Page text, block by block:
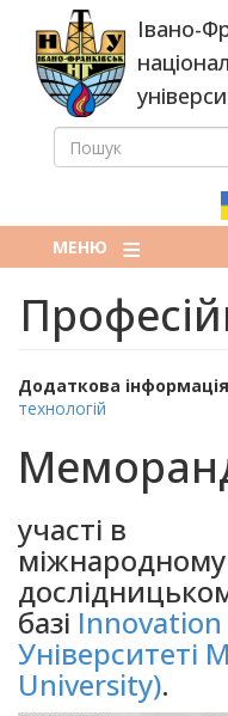
основного
вмісту
Івано-
ПОШУК
МЕНЮ
Додаткова інформація
технологій
участі в
базі
Університеті
University).